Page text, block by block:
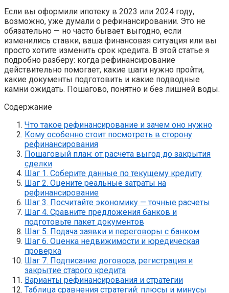
Если вы оформили ипотеку в 2023 или 2024 году,
возможно, уже думали о рефинансировании. Это не
обязательно — но часто бывает выгодно, если
изменились ставки, ваша финансовая ситуация или вы
просто хотите изменить срок кредита. В этой статье я
подробно разберу: когда рефинансирование
действительно помогает, какие шаги нужно пройти,
какие документы подготовить и какие подводные
камни ожидать. Пошагово, понятно и без лишней воды.
Содержание
Что такое рефинансирование и зачем оно нужно
Кому особенно стоит посмотреть в сторону
рефинансирования
Пошаговый план: от расчета выгод до закрытия
сделки
Шаг 1. Соберите данные по текущему кредиту
Шаг 2. Оцените реальные затраты на
рефинансирование
Шаг 3. Посчитайте экономику — точные расчеты
Шаг 4. Сравните предложения банков и
подготовьте пакет документов
Шаг 5. Подача заявки и переговоры с банком
Шаг 6. Оценка недвижимости и юредическая
проверка
Шаг 7. Подписание договора, регистрация и
закрытие старого кредита
Варианты рефинансирования и стратегии
Таблица сравнения стратегий: плюсы и минусы